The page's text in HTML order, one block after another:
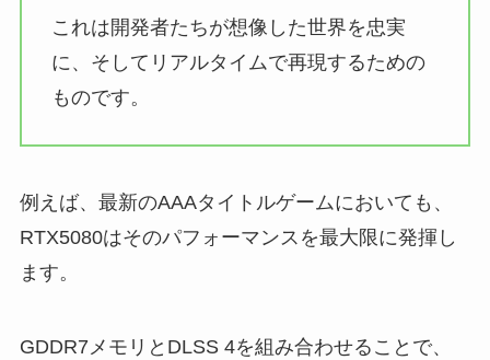
これは開発者たちが想像した世界を忠実
に、そしてリアルタイムで再現するための
ものです。
例えば、最新のAAAタイトルゲームにおいても、
RTX5080はそのパフォーマンスを最大限に発揮し
ます。
GDDR7メモリとDLSS 4を組み合わせることで、